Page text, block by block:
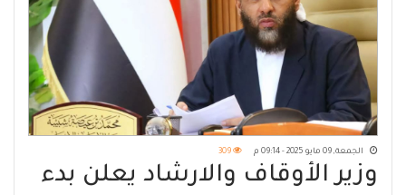
الجمعة, 09 مايو 2025 - 09:14 م 309
وزير الأوقاف والارشاد يعلن بدء